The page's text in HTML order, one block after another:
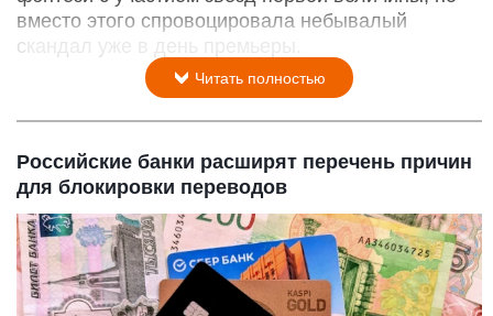
вместо этого спровоцировала небывалый
скандал уже в день премьеры.
Читать полностью
Российские банки расширят перечень причин
для блокировки переводов